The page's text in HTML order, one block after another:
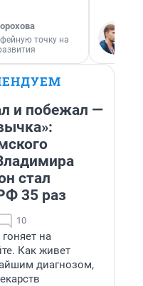
точку на
и побежал —
стал
35 раз
10
на
Как живет
диагнозом,